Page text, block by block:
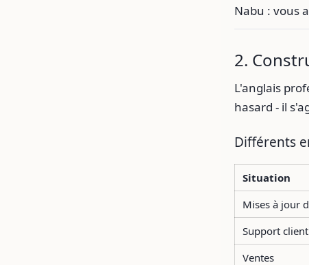
Nabu : vous
2.
L'anglais
hasard - il
Différents
Situation
Mises à jour
Support client
Ventes